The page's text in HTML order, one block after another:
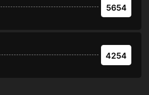
5654
4254